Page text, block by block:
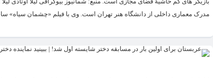
مدرک معماری داخلی از دانشگاه هنر تهران است. وی با فیلم «چشمان سیاه»